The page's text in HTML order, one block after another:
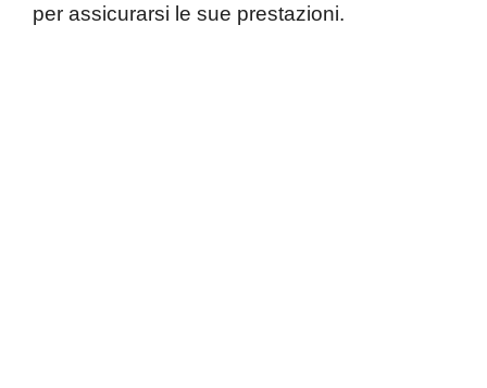
per assicurarsi le sue prestazioni.